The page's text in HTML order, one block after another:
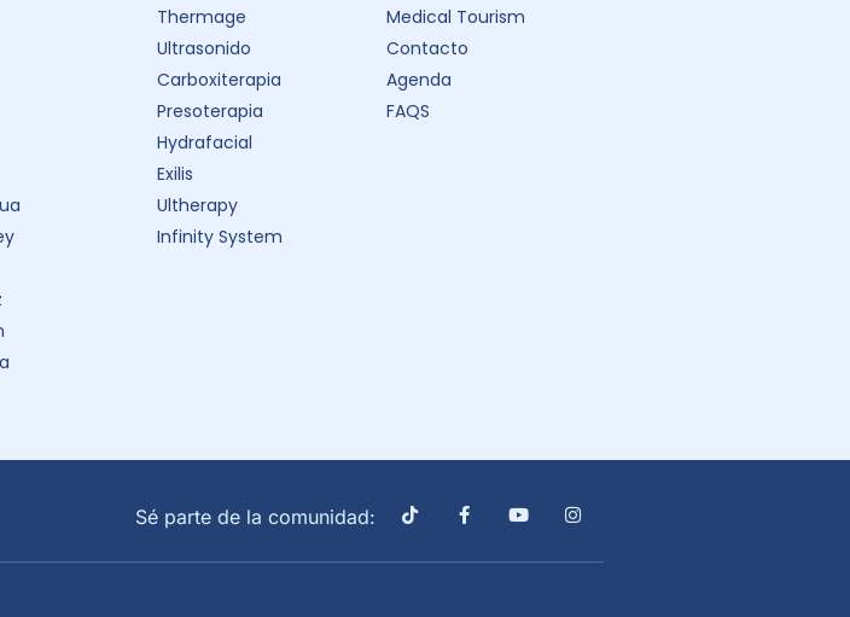
Thermage
Ultrasonido
Carboxiterapia
Presoterapia
Hydrafacial
Exilis
Ultherapy
Infinity System
Medical Tourism
Contacto
Agenda
FAQS
Sé parte de la comunidad: